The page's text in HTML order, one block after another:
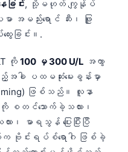
ြင်း, သို့မဟုတ် ကျွန်ုပ်
အမည်းရောင် ဆီး၊ ဖြူ
းခြင်း။.
ကို 100 မှ 300 U/L အကွာ
ခါ ပထမဆုံးမေးခွန်းမှာ
ဖြစ်သည်။ လူနာ
ကို စတင်သောက်ခဲ့သလား၊
၊ မာရသွန် ပြေးပြီးပြီ
ဗိုင်းရပ်စ်ရောဂါ ဖြစ်ခဲ့